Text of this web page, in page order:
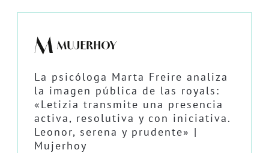
La psicóloga Marta Freire analiza
la imagen pública de las royals:
«Letizia transmite una presencia
activa, resolutiva y con iniciativa.
Leonor, serena y prudente» |
Mujerhoy